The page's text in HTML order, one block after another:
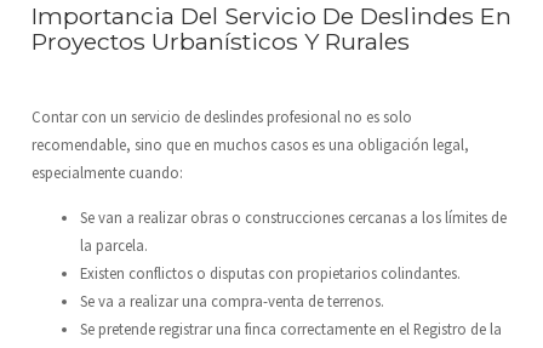
Importancia Del Servicio De Deslindes En
Proyectos Urbanísticos Y Rurales
Contar con un servicio de deslindes profesional no es solo
recomendable, sino que en muchos casos es una obligación legal,
especialmente cuando:
Se van a realizar obras o construcciones cercanas a los límites de
la parcela.
Existen conflictos o disputas con propietarios colindantes.
Se va a realizar una compra-venta de terrenos.
Se pretende registrar una finca correctamente en el Registro de la